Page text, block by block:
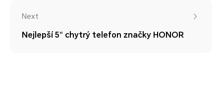
Next
Nejlepší 5“ chytrý telefon značky HONOR